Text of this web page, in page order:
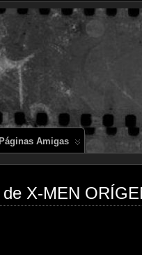
Páginas Amigas
X-MEN